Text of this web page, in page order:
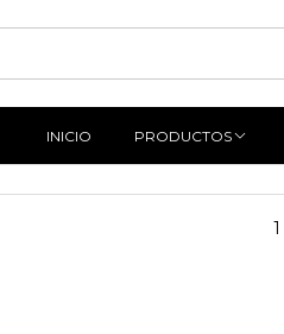
INICIO PRODUCTOS
1